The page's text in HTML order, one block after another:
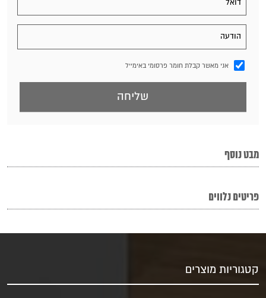
אני מאשר קבלת חומר פרסומי באימייל
מבט נוסף
פריטים נלווים
קטגוריות מוצרים